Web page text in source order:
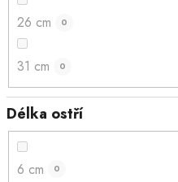
26 cm 0
31 cm 0
Délka ostří
6 cm 0